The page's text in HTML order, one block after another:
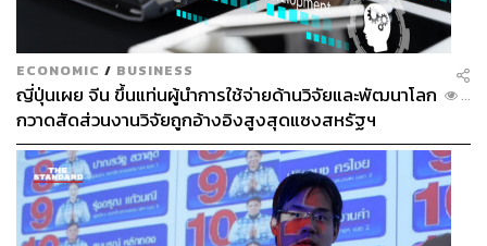
ECONOMIC / BUSINESS
ญี่ปุ่นเผย จีน ขึ้นแท่นผู้นำการใช้จ่ายด้านวิจัยและพัฒนาโลก
กวาดสัดส่วนงานวิจัยถูกอ้างอิงสูงสุดแซงสหรัฐฯ
...